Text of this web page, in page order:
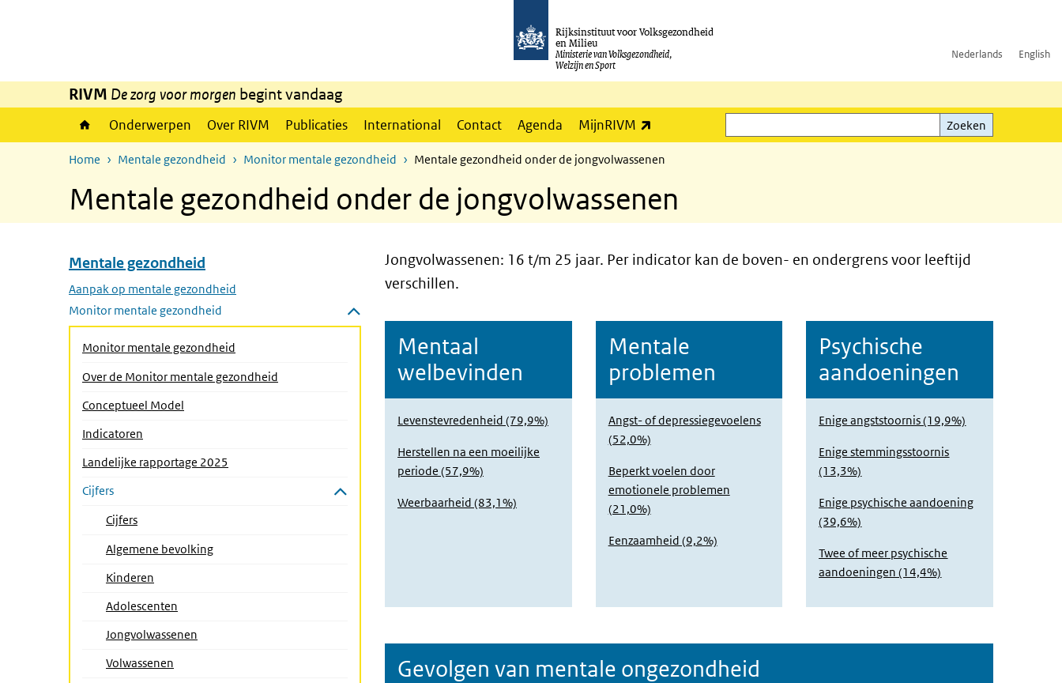
Rijksinstituut voor Volksgezondheid
en Milieu
Ministerie van Volksgezondheid,
Welzijn en Sport
Nederlands English
RIVM De zorg voor morgen begint vandaag
Onderwerpen Over RIVM Publicaties International Contact Agenda MijnRIVM
Zoeken
Zoeken
Home Mentale gezondheid Monitor mentale gezondheid Mentale gezondheid onder de jongvolwassenen
Mentale gezondheid onder de jongvolwassenen
Overslaan menu Mentale gezondheid
Mentale gezondheid
Aanpak op mentale gezondheid
Monitor mentale gezondheid
Submenu sluiten
Monitor mentale gezondheid
Over de Monitor mentale gezondheid
Conceptueel Model
Indicatoren
Landelijke rapportage 2025
Cijfers
Cijfers
Algemene bevolking
Kinderen
Adolescenten
Jongvolwassenen
Volwassenen
Jongvolwassenen: 16 t/m 25 jaar. Per indicator kan de boven- en ondergrens voor leeftijd
verschillen.
Mentaal
welbevinden
Levenstevredenheid (79,9%)
Herstellen na een moeilijke
periode (57,9%)
Weerbaarheid (83,1%)
Mentale
problemen
Angst- of depressiegevoelens
(52,0%)
Beperkt voelen door
emotionele problemen
(21,0%)
Eenzaamheid (9,2%)
Psychische
aandoeningen
Enige angststoornis (19,9%)
Enige stemmingsstoornis
(13,3%)
Enige psychische aandoening
(39,6%)
Twee of meer psychische
aandoeningen (14,4%)
Gevolgen van mentale ongezondheid